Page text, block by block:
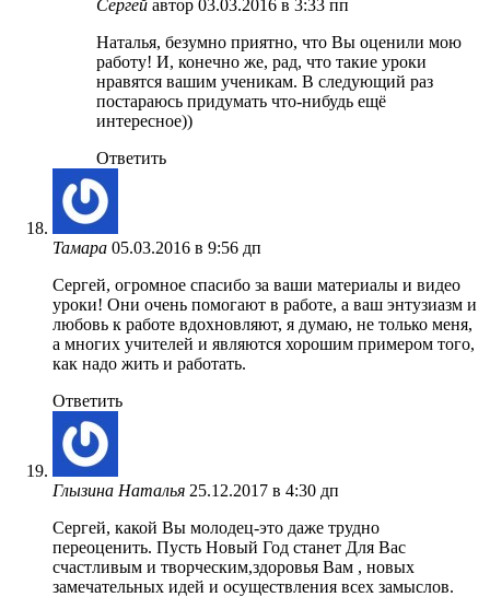
Сергей автор 03.03.2016 в 3:33 пп
Наталья, безумно приятно, что Вы оценили мою
работу! И, конечно же, рад, что такие уроки
нравятся вашим ученикам. В следующий раз
постараюсь придумать что-нибудь ещё
интересное))
Ответить
Тамара 05.03.2016 в 9:56 дп
Сергей, огромное спасибо за ваши материалы и видео
уроки! Они очень помогают в работе, а ваш энтузиазм и
любовь к работе вдохновляют, я думаю, не только меня,
а многих учителей и являются хорошим примером того,
как надо жить и работать.
Ответить
Глызина Наталья 25.12.2017 в 4:30 дп
Сергей, какой Вы молодец-это даже трудно
переоценить. Пусть Новый Год станет Для Вас
счастливым и творческим,здоровья Вам , новых
замечательных идей и осуществления всех замыслов.